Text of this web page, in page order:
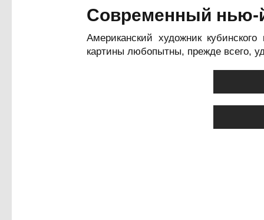
Современный нью-
Американский художник
картины любопытны, прежде всего,